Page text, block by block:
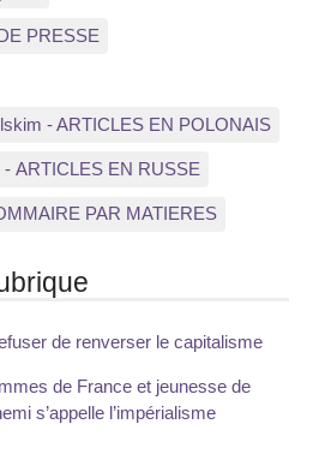
PRESSE
- ARTICLES EN POLONAIS
ARTICLES EN RUSSE
PAR MATIERES
de renverser le capitalisme
de France et jeunesse de
s’appelle l’impérialisme